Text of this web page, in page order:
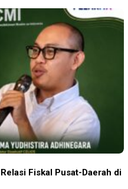
Fiskal Pusat-Daerah di